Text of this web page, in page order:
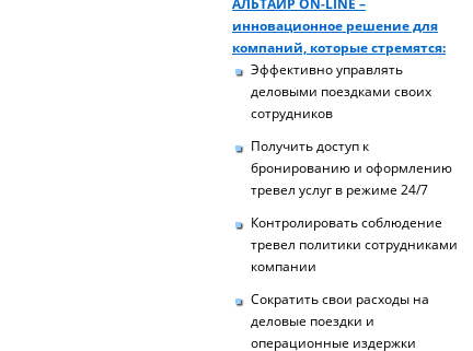
АЛЬТАИР ON-LINE –
инновационное решение для
компаний, которые стремятся:
Эффективно управлять
деловыми поездками своих
сотрудников
Получить доступ к
бронированию и оформлению
тревел услуг в режиме 24/7
Контролировать соблюдение
тревел политики сотрудниками
компании
Сократить свои расходы на
деловые поездки и
операционные издержки